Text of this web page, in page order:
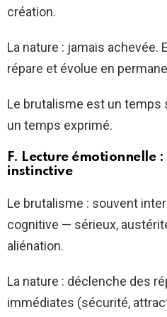
création.
La nature : jamais achevée.
répare et évolue en
Le brutalisme est un temps
un temps exprimé.
F. Lecture émotionnelle
instinctive
Le brutalisme : souvent
cognitive — sérieux,
aliénation.
La nature : déclenche des
immédiates (sécurité,